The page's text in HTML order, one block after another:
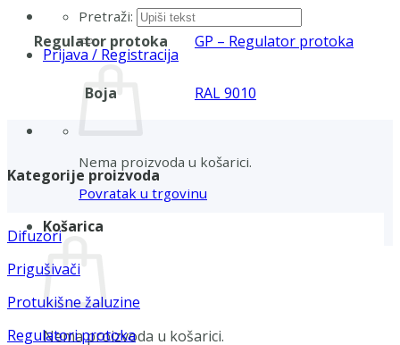
Pretraži:
Prijava / Registracija
Nema proizvoda u košarici.
Povratak u trgovinu
Košarica
Nema proizvoda u košarici.
Regulator protoka GP – Regulator protoka
Boja RAL 9010
Kategorije proizvoda
Difuzori
Prigušivači
Protukišne žaluzine
Regulatori protoka